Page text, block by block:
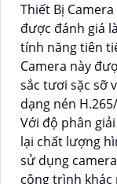
Thiết Bị
được đánh giá
tính năng tiên
Camera này
sắc tươi sặc sỡ
dạng nén
Với độ phân
lại chất lượng
sử dụng camera
công trình khác